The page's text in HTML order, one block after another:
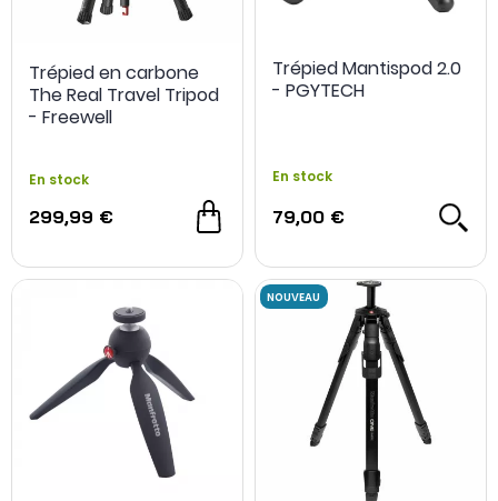
Trépied en carbone
The Real Travel Tripod
- Freewell
En stock
299,99 €
Trépied Mantispod 2.0
- PGYTECH
En stock
79,00 €